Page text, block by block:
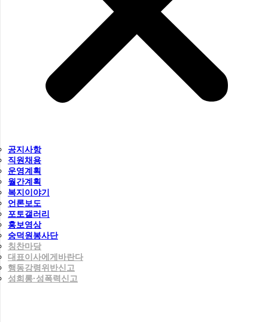
공지사항
직원채용
운영계획
월간계획
복지이야기
언론보도
포토갤러리
홍보영상
숭덕원봉사단
칭찬마당
대표이사에게바란다
행동강령위반신고
성희롱·성폭력신고